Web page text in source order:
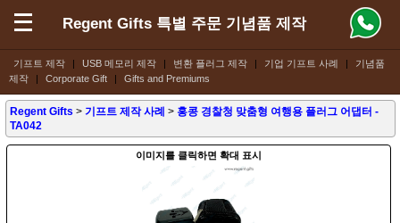
기프트 제작 | USB 메모리 제작 | 변환 플러그 제작 | 기업 기프트 사례 |
기념품
제작
| Corporate Gift | Gifts and Premiums
Regent Gifts 특별 주문 기념품 제작
Regent Gifts >기프트 제작 사례 > 홍콩 경찰청 맞춤형 여행용 플러그 어댑터 -
TA042
이미지를 클릭하면 확대 표시